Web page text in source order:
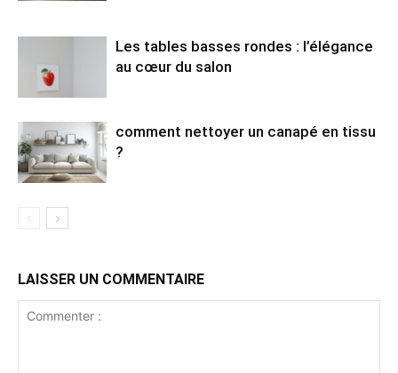
Les tables basses rondes : l’élégance
au cœur du salon
comment nettoyer un canapé en tissu
?
LAISSER UN COMMENTAIRE